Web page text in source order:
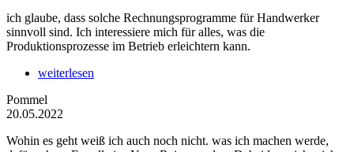
ich glaube, dass solche Rechnungsprogramme für Handwerker
sinnvoll sind. Ich interessiere mich für alles, was die
Produktionsprozesse im Betrieb erleichtern kann.
weiterlesen
Pommel
20.05.2022
Wohin es geht weiß ich auch noch nicht. was ich machen werde,